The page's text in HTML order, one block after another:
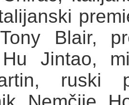
Blair,
Jintao,
ruski